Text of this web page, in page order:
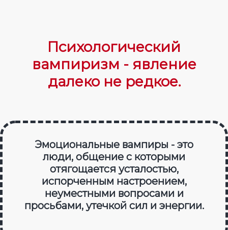
Психологический
вампиризм - явление
далеко не редкое.
Эмоциональные вампиры - это
люди, общение с которыми
отягощается усталостью,
испорченным настроением,
неуместными вопросами и
просьбами, утечкой сил и энергии.